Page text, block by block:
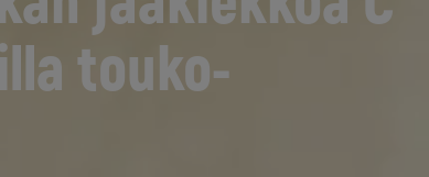
touko-